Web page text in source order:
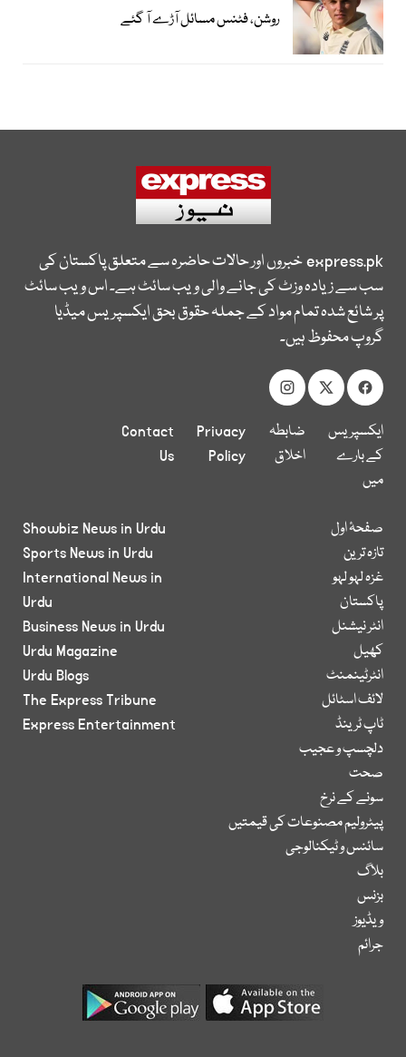
روشن، فٹنس مسائل آڑے آ گئے
express.pkخبروں اور حالات حاضرہ سے متعلق پاکستان کی
سب سے زیادہ وزٹ کی جانے والی ویب سائٹ ہے۔ اس ویب سائٹ
پر شائع شدہ تمام مواد کے جملہ حقوق بحق ایکسپریس میڈیا
گروپ محفوظ ہیں۔
ایکسپریس
کے بارے
میں
ضابطہ
اخلاق
Privacy
Policy
Contact
Us
صفحۂ اول
تازہ ترین
غزہ لہو لہو
پاکستان
انٹر نیشنل
کھیل
انٹرٹینمنٹ
لائف اسٹائل
ٹاپ ٹرینڈ
دلچسپ و عجیب
صحت
سونے کے نرخ
پیٹرولیم مصنوعات کی قیمتیں
سائنس و ٹیکنالوجی
بلاگ
بزنس
ویڈیوز
جرائم
Showbiz News in Urdu
Sports News in Urdu
International News in
Urdu
Business News in Urdu
Urdu Magazine
Urdu Blogs
The Express Tribune
Express Entertainment